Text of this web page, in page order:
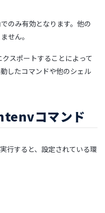
のみ有効となります。他の
せん。
スポートすることによって
したコマンドや他のシェル
コマンド
行すると、設定されている環